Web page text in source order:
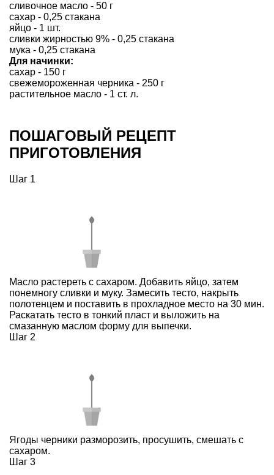
сливочное масло - 50 г
сахар - 0,25 стакана
яйцо - 1 шт.
сливки жирностью 9% - 0,25 стакана
мука - 0,25 стакана
Для начинки:
сахар - 150 г
свежемороженная черника - 250 г
растительное масло - 1 ст. л.
ПОШАГОВЫЙ РЕЦЕПТ
ПРИГОТОВЛЕНИЯ
Шаг 1
Масло растереть с сахаром. Добавить яйцо, затем
понемногу сливки и муку. Замесить тесто, накрыть
полотенцем и поставить в прохладное место на 30 мин.
Раскатать тесто в тонкий пласт и выложить на
смазанную маслом форму для выпечки.
Шаг 2
Ягоды черники разморозить, просушить, смешать с
сахаром.
Шаг 3